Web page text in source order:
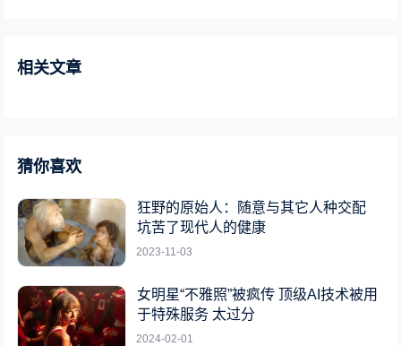
相关文章
猜你喜欢
狂野的原始人：随意与其它人种交配
坑苦了现代人的健康
2023-11-03
女明星“不雅照”被疯传 顶级AI技术被用
于特殊服务 太过分
2024-02-01